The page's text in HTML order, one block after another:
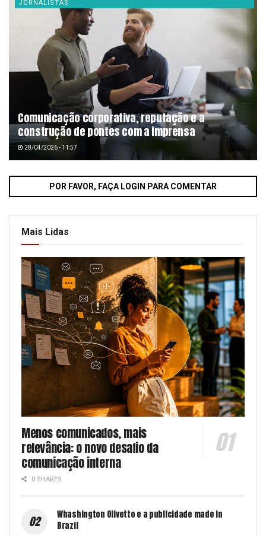
JORNALISTAS
Comunicação corporativa, reputação e a
construção de pontes com a imprensa
28/04/2026 - 11:57
POR FAVOR, FAÇA LOGIN PARA COMENTAR
Mais Lidas
Menos comunicados, mais
relevância: o novo desafio da
comunicação interna
0 SHARES
Whashington Olivetto e a publicidade made in
Brazil